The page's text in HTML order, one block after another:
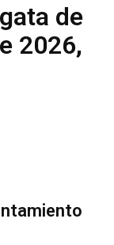
de
2026,